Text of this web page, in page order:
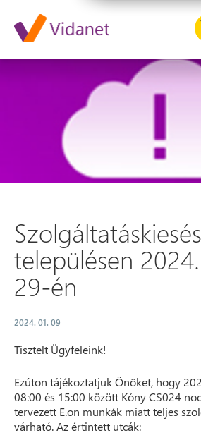
településen
29-én
2024. 01. 09
Tisztelt Ügyfeleink!
Ezúton tájékoztatjuk Önöket, hogy
08:00 és 15:00 között Kóny CS024
tervezett E.on munkák miatt teljes
várható. Az értintett utcák: